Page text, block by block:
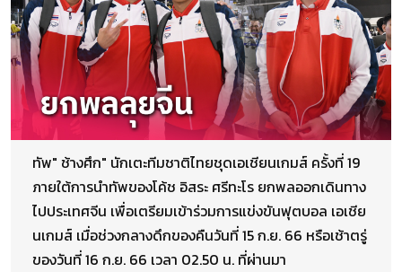
ทัพ" ช้างศึก" นักเตะทีมชาติไทยชุดเอเชียนเกมส์ ครั้งที่ 19
ภายใต้การนำทัพของโค้ช อิสระ ศรีทะโร ยกพลออกเดินทาง
ไปประเทศจีน เพื่อเตรียมเข้าร่วมการแข่งขันฟุตบอล เอเชีย
นเกมส์ เมื่อช่วงกลางดึกของคืนวันที่ 15 ก.ย. 66 หรือเช้าตรู่
ของวันที่ 16 ก.ย. 66 เวลา 02.50 น. ที่ผ่านมา